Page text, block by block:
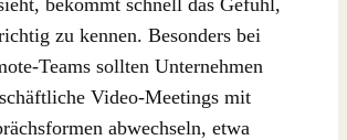
zu kennen. Besonders bei
Teams sollten Unternehmen
Video-Meetings mit
abwechseln, etwa